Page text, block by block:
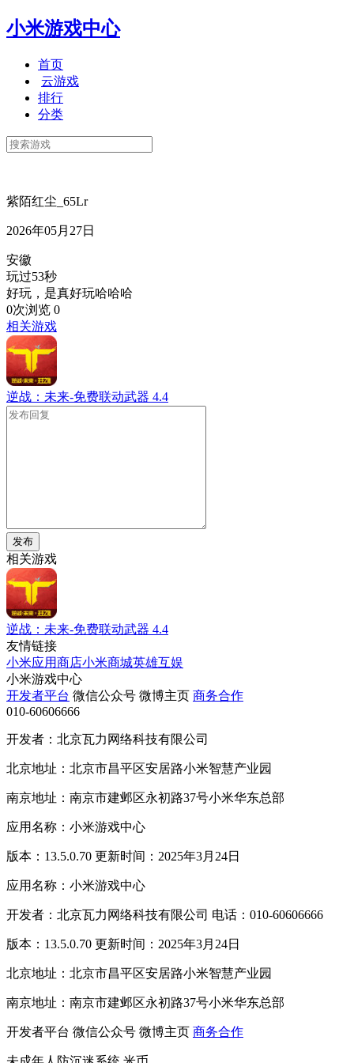
小米游戏中心
首页
云游戏
排行
分类
紫陌红尘_65Lr
2026年05月27日
安徽
玩过53秒
好玩，是真好玩哈哈哈
0次浏览 0
相关游戏
逆战：未来-免费联动武器 4.4
发布
相关游戏
逆战：未来-免费联动武器 4.4
友情链接
小米应用商店小米商城英雄互娱
小米游戏中心
开发者平台 微信公众号 微博主页 商务合作
010-60606666
开发者：北京瓦力网络科技有限公司
北京地址：北京市昌平区安居路小米智慧产业园
南京地址：南京市建邺区永初路37号小米华东总部
应用名称：小米游戏中心
版本：13.5.0.70 更新时间：2025年3月24日
应用名称：小米游戏中心
开发者：北京瓦力网络科技有限公司 电话：010-60606666
版本：13.5.0.70 更新时间：2025年3月24日
北京地址：北京市昌平区安居路小米智慧产业园
南京地址：南京市建邺区永初路37号小米华东总部
开发者平台 微信公众号 微博主页 商务合作